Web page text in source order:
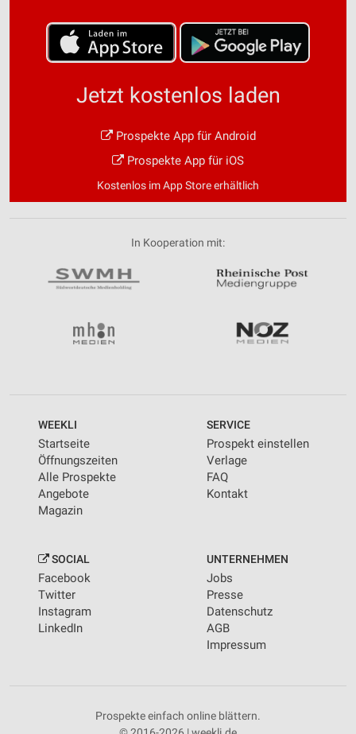
Jetzt kostenlos laden
Prospekte App für Android
Prospekte App für iOS
Kostenlos im App Store erhältlich
In Kooperation mit:
WEEKLI
Startseite
Öffnungszeiten
Alle Prospekte
Angebote
Magazin
SERVICE
Prospekt einstellen
Verlage
FAQ
Kontakt
SOCIAL
Facebook
Twitter
Instagram
LinkedIn
UNTERNEHMEN
Jobs
Presse
Datenschutz
AGB
Impressum
Prospekte einfach online blättern.